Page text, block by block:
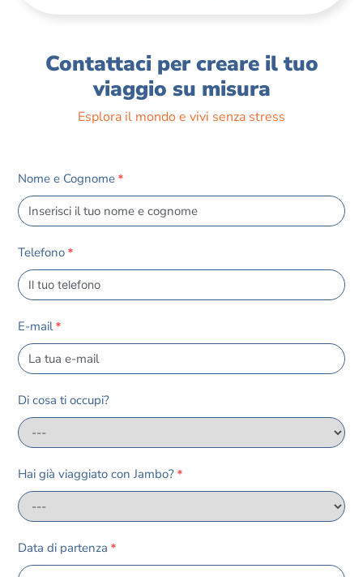
Contattaci per creare il tuo
viaggio su misura
Esplora il mondo e vivi senza stress
Nome e Cognome *
Telefono *
E-mail *
Di cosa ti occupi?
Hai già viaggiato con Jambo? *
Data di partenza *